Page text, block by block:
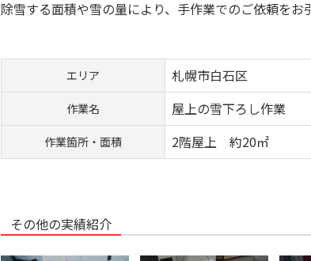
除雪する面積や雪の量により、手作業でのご依頼をお
エリア 札幌市白石区
作業名 屋上の雪下ろし作業
作業箇所・面積 2階屋上 約20㎡
その他の実績紹介